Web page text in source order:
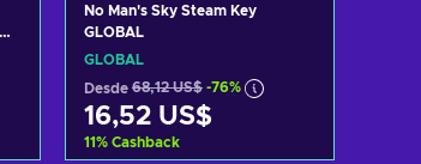
No Man's Sky Steam Key
GLOBAL
GLOBAL
Desde 68,12 US$ -76%
16,52 US$
11% Cashback